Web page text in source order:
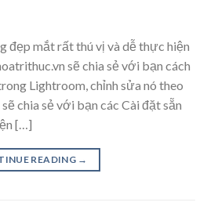
đẹp mắt rất thú vị và dễ thực hiện
sẽ chia sẻ với bạn cách
Lightroom, chỉnh sửa nó theo
chia sẻ với bạn các Cài đặt sẵn
[…]
READING →